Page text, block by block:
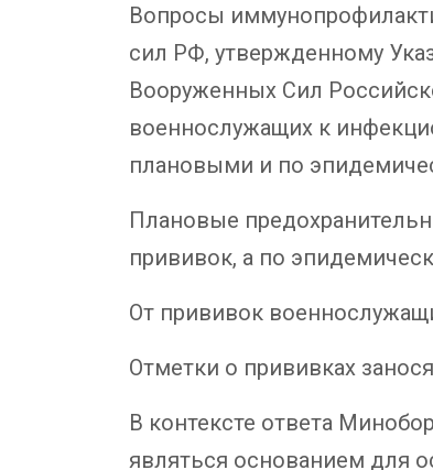
Вопросы
сил РФ, утвержденному
Вооруженных Сил
военнослужащих к
плановыми и по
Плановые
прививок, а по
От прививок
Отметки о прививках
В контексте ответа
являться основанием для